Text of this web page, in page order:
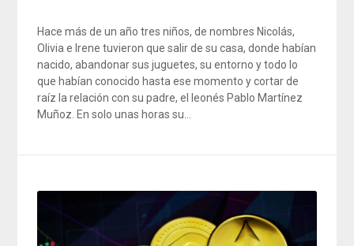
Hace más de un año tres niños, de nombres Nicolás,
Olivia e Irene tuvieron que salir de su casa, donde habían
nacido, abandonar sus juguetes, su entorno y todo lo
que habían conocido hasta ese momento y cortar de
raíz la relación con su padre, el leonés Pablo Martínez
Muñoz. En solo unas horas su…